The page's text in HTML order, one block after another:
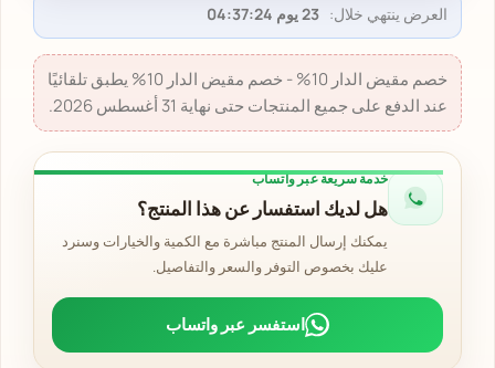
العرض ينتهي خلال: 23 يوم 04:37:23
خصم مقيض الدار 10% - خصم مقيض الدار 10% يطبق تلقائيًا
عند الدفع على جميع المنتجات حتى نهاية 31 أغسطس 2026.
خدمة سريعة عبر واتساب
هل لديك استفسار عن هذا المنتج؟
يمكنك إرسال المنتج مباشرة مع الكمية والخيارات وسنرد
عليك بخصوص التوفر والسعر والتفاصيل.
استفسر عبر واتساب